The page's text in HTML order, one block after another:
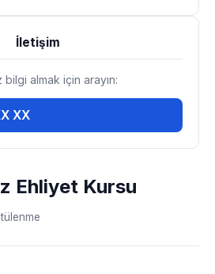
Ehliyet Kursu
İletişim
almak için arayın:
XX